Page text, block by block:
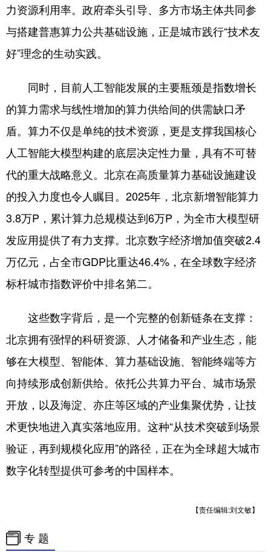
力资源利用率。政府牵头引导、多方市场主体共同参
与搭建普惠算力公共基础设施，正是城市践行“技术友
好”理念的生动实践。
同时，目前人工智能发展的主要瓶颈是指数增长
的算力需求与线性增加的算力供给间的供需缺口矛
盾。算力不仅是单纯的技术资源，更是支撑我国核心
人工智能大模型构建的底层决定性力量，具有不可替
代的重大战略意义。北京在高质量算力基础设施建设
的投入力度也令人瞩目。2025年，北京新增智能算力
3.8万P，累计算力总规模达到6万P，为全市大模型研
发应用提供了有力支撑。北京数字经济增加值突破2.4
万亿元，占全市GDP比重达46.4%，在全球数字经济
标杆城市指数评价中排名第二。
这些数字背后，是一个完整的创新链条在支撑：
北京拥有强悍的科研资源、人才储备和产业生态，能
够在大模型、智能体、算力基础设施、智能终端等方
向持续形成创新供给。依托公共算力平台、城市场景
开放，以及海淀、亦庄等区域的产业集聚优势，让技
术更快地进入真实落地应用。这种“从技术突破到场景
验证，再到规模化应用”的路径，正在为全球超大城市
数字化转型提供可参考的中国样本。
【责任编辑:刘文敏】
专 题